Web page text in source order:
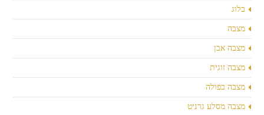
בלוג
מצבה
מצבה אבן
מצבה זוגית
מצבה כפולה
מצבה מסלע גרניט